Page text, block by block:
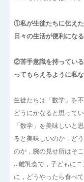
①私が生徒たちに伝え
日々の生活が便利にな
②苦手意識を持ってい
ってもらえるように私
生徒たちは「数学」を
どうにかなると思ってい
「数学」を美味しいと
ると美味しいのか，ど
のか，腕の見せ所はそこ
…離乳食で，子どもに
に，どうやったら食べ